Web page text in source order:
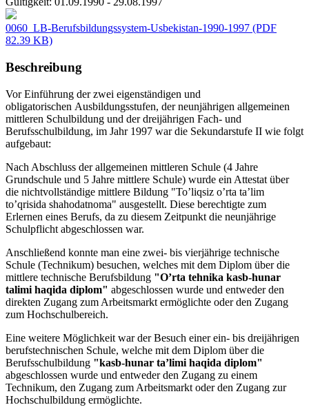
0060_LB-Berufsbildungssystem-Usbekistan-1990-1997 (PDF
82.39 KB)
Beschreibung
Vor Einführung der zwei eigenständigen und
obligatorischen Ausbildungsstufen, der neunjährigen allgemeinen
mittleren Schulbildung und der dreijährigen Fach- und
Berufsschulbildung, im Jahr 1997 war die Sekundarstufe II wie folgt
aufgebaut:
Nach Abschluss der allgemeinen mittleren Schule (4 Jahre
Grundschule und 5 Jahre mittlere Schule) wurde ein Attestat über
die nichtvollständige mittlere Bildung "To’liqsiz o’rta ta’lim
to’qrisida shahodatnoma" ausgestellt. Diese berechtigte zum
Erlernen eines Berufs, da zu diesem Zeitpunkt die neunjährige
Schulpflicht abgeschlossen war.
Anschließend konnte man eine zwei- bis vierjährige technische
Schule (Technikum) besuchen, welches mit dem Diplom über die
mittlere technische Berufsbildung "O’rta tehnika kasb-hunar
talimi haqida diplom" abgeschlossen wurde und entweder den
direkten Zugang zum Arbeitsmarkt ermöglichte oder den Zugang
zum Hochschulbereich.
Eine weitere Möglichkeit war der Besuch einer ein- bis dreijährigen
berufstechnischen Schule, welche mit dem Diplom über die
Berufsschulbildung "kasb-hunar ta’limi haqida diplom"
abgeschlossen wurde und entweder den Zugang zu einem
Technikum, den Zugang zum Arbeitsmarkt oder den Zugang zur
Hochschulbildung ermöglichte.